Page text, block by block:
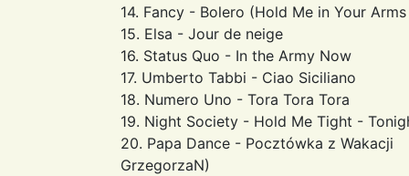
14. Fancy - Bolero (Hold Me in Your
15. Elsa - Jour de neige
16. Status Quo - In the Army Now
17. Umberto Tabbi - Ciao Siciliano
18. Numero Uno - Tora Tora Tora
19. Night Society - Hold Me Tight -
20. Papa Dance - Pocztówka
GrzegorzaN)